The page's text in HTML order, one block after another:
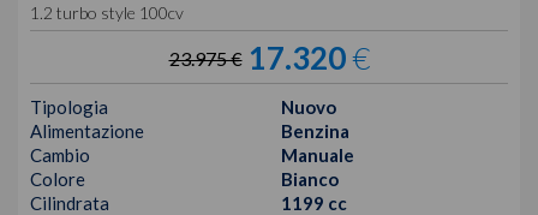
1.2 turbo style 100cv
23.975 € 17.320€
Tipologia
Nuovo
Alimentazione
Benzina
Cambio
Manuale
Colore
Bianco
Cilindrata
1199 cc